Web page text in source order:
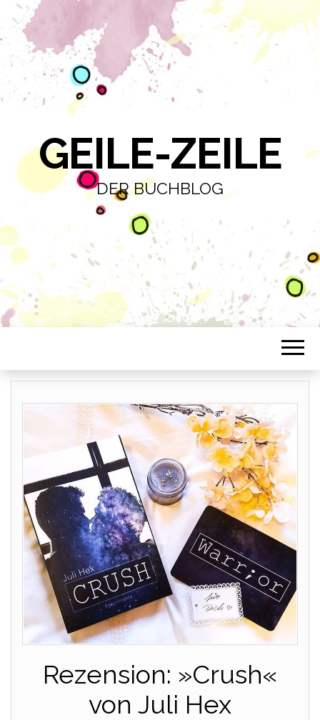
GEILE-ZEILE
DER BUCHBLOG
Rezension: »Crush«
von Juli Hex